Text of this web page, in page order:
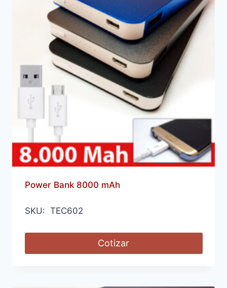
Power Bank 8000 mAh
SKU: TEC602
Cotizar